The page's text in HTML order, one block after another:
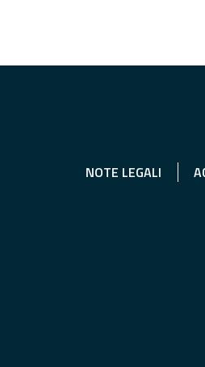
NOTE LEGALI